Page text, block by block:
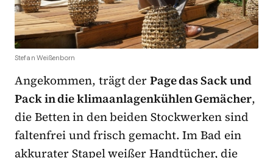
Stefan Weißenborn
Angekommen, trägt derPage das Sack und
Pack in die klimaanlagenkühlen Gemächer,
die Betten in den beiden Stockwerken sind
faltenfrei und frisch gemacht. Im Bad ein
akkurater Stapel weißer Handtücher, die